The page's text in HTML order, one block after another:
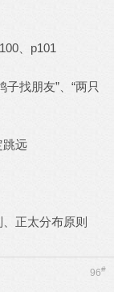
、p101
子找朋友”、“两只
跳远
正太分布原则
96#